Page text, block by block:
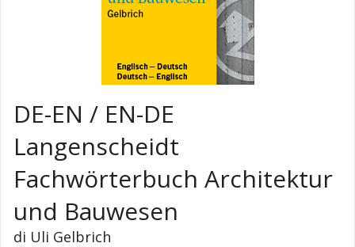
DE-EN / EN-DE
Langenscheidt
Fachwörterbuch Architektur
und Bauwesen
di Uli Gelbrich